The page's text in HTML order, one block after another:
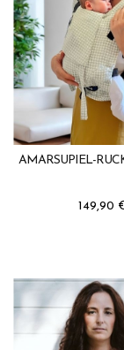
AMARSUPIEL-
149,90